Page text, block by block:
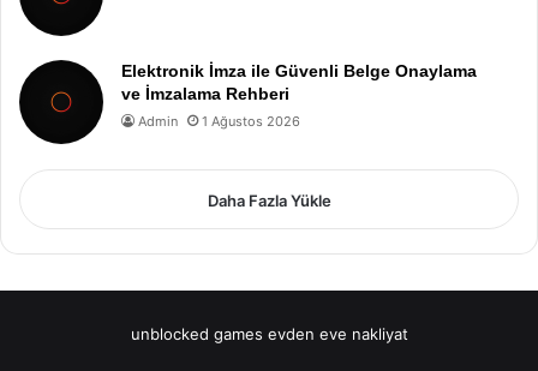
Elektronik İmza ile Güvenli Belge Onaylama
ve İmzalama Rehberi
Admin 1 Ağustos 2026
Daha Fazla Yükle
unblocked games evden eve nakliyat